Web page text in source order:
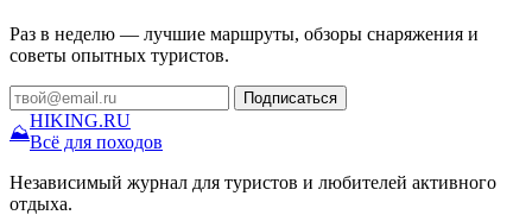
Раз в неделю — лучшие маршруты, обзоры снаряжения и
советы опытных туристов.
Подписаться
⛰
HIKING.RU
Всё для походов
Независимый журнал для туристов и любителей активного
отдыха.